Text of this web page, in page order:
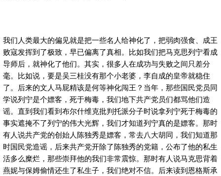
我们人类最大的偏见就是把一些名人给神化了，把弱肉强食、成王
败寇发挥到了极致，早已偏离了真相。比如我们把马克思列宁看成
导师后，就神化了他们。其实，很多人在成功与失败之间只差分
毫。比如说，要是吴三桂没有那个小老婆，李自成的皇帝就稳住
了。后来的文人马屁精该是何等神化闯王？当年，那些国民党员同
学说列宁是个嫖客，死于梅毒，我们地下共产党员们都骂他们造
谣。直到我们看到布尔什维克批判托派分子时说拿列宁死于梅毒的
事实遮掩不了列宁的伟大光辉，我们才知道列宁真的是嫖客。那时
有人说共产党的创始人陈独秀是嫖客，常去八大胡同，我们知道那
时国民党造谣，后来共产党开除了陈独秀的党籍，公布了他的私生
活多么糜烂，那些崇拜他的我们非常震惊。那时有人说马克思背着
燕妮与保姆偷情还生了私生子，我们绝对不信。后来读到恩格斯承